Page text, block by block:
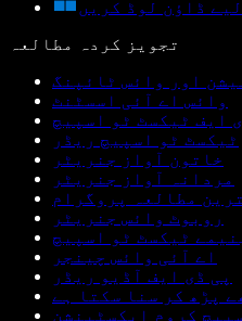
ڈاؤن لوڈ کریں
تجویز کردہ مطالعہ
اور وائس ٹائپنگ
وائس اے آئی اسسٹنٹ
ایف ٹیکسٹ ٹو اسپیچ
ٹیکسٹ ٹو اسپیچ ریڈر
خاتون آواز جنریٹر
مردانہ آواز جنریٹر
مطالعہ پروگرام
روبوٹ وائس جنریٹر
ٹیکسٹ ٹو اسپیچ
اے آئی وائس چینجر
پی ڈی ایف آڈیو ریڈر
پڑھ کر سنا سکتا ہے
کروم ایکسٹینشن